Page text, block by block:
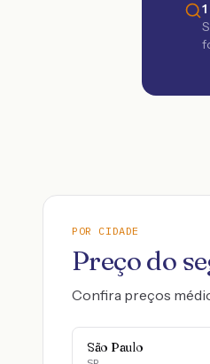
POR CIDADE
Preço do
Confira preços
São Paulo